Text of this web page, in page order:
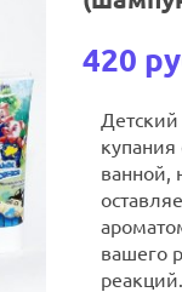
420
ванной,
вашего
реакций.